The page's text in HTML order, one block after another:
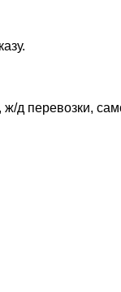
ж/д перевозки,